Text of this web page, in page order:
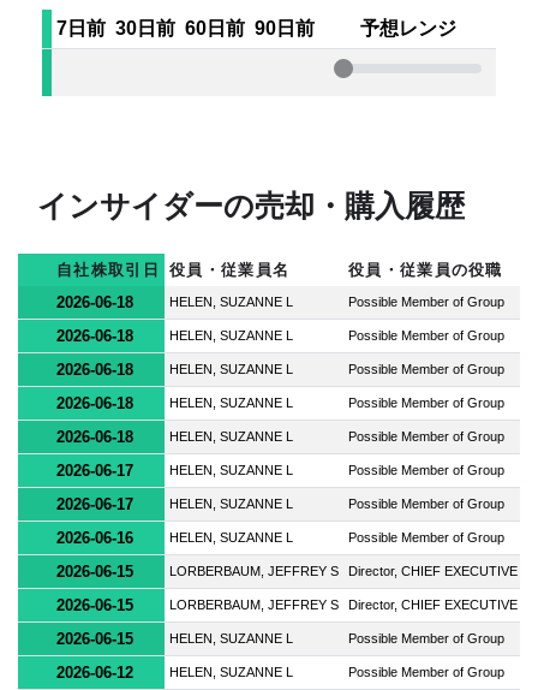
7日前 30日前 60日前 90日前 予想レンジ
インサイダーの売却・購入履歴
自社株取引日 役員・従業員名
役員・従業員の役職
2026-06-18
HELEN, SUZANNE L Possible Member of Group
2026-06-18 HELEN, SUZANNE L Possible Member of Group
2026-06-18 HELEN, SUZANNE L Possible Member of Group
2026-06-18 HELEN, SUZANNE L Possible Member of Group
2026-06-18 HELEN, SUZANNE L Possible Member of Group
2026-06-17 HELEN, SUZANNE L Possible Member of Group
2026-06-17 HELEN, SUZANNE L Possible Member of Group
2026-06-16 HELEN, SUZANNE L Possible Member of Group
2026-06-15 LORBERBAUM, JEFFREY S Director, CHIEF EXECUTIVE
2026-06-15 LORBERBAUM, JEFFREY S Director, CHIEF EXECUTIVE
2026-06-15 HELEN, SUZANNE L Possible Member of Group
2026-06-12 HELEN, SUZANNE L Possible Member of Group